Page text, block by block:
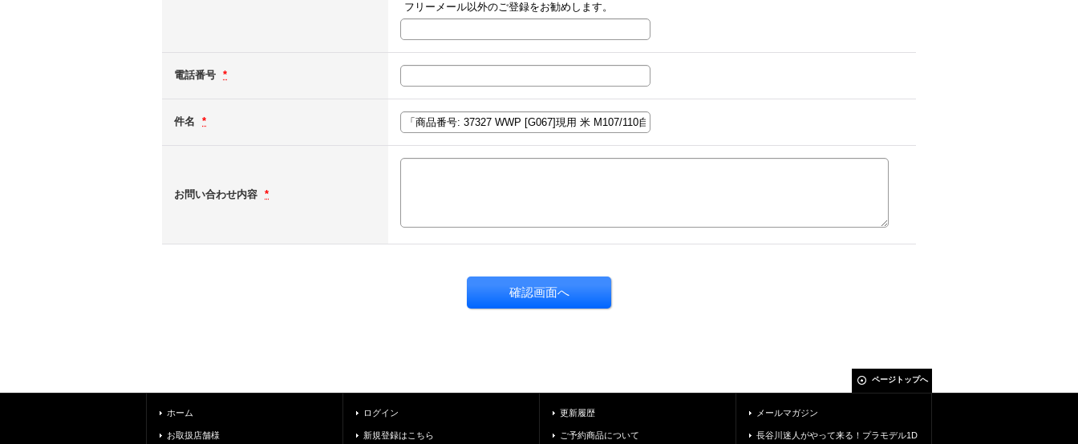
フリーメール以外のご登録をお勧めします。
電話番号 *
件名 *
お問い合わせ内容 *
ページトップへ
ホーム
お取扱店舗様
ログイン
新規登録はこちら
更新履歴
ご予約商品について
メールマガジン
長谷川迷人がやって来る！プラモデル1D